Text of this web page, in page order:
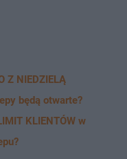
Z NIEDZIELĄ
będą otwarte?
KLIENTÓW w